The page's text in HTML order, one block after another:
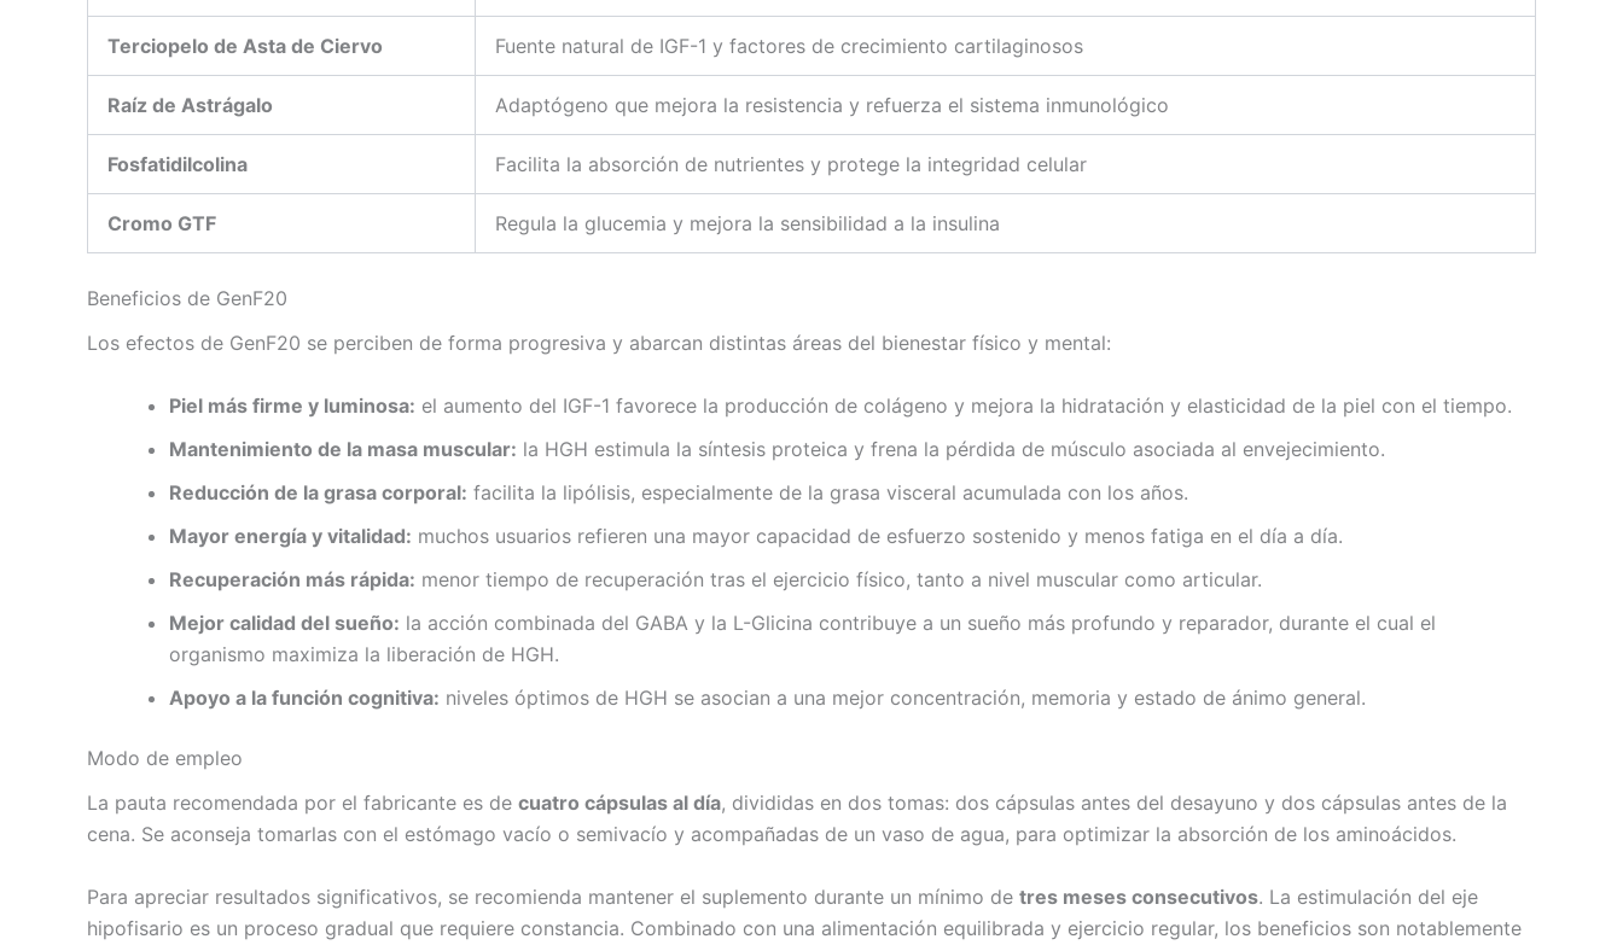
Terciopelo de Asta de Ciervo Fuente natural de IGF-1 y factores de crecimiento cartilaginosos
Raíz de Astrágalo Adaptógeno que mejora la resistencia y refuerza el sistema inmunológico
Fosfatidilcolina Facilita la absorción de nutrientes y protege la integridad celular
Cromo GTF Regula la glucemia y mejora la sensibilidad a la insulina
Beneficios de GenF20
Los efectos de GenF20 se perciben de forma progresiva y abarcan distintas áreas del bienestar físico y mental:
Piel más firme y luminosa: el aumento del IGF-1 favorece la producción de colágeno y mejora la hidratación y elasticidad de la piel con el tiempo.
Mantenimiento de la masa muscular: la HGH estimula la síntesis proteica y frena la pérdida de músculo asociada al envejecimiento.
Reducción de la grasa corporal: facilita la lipólisis, especialmente de la grasa visceral acumulada con los años.
Mayor energía y vitalidad: muchos usuarios refieren una mayor capacidad de esfuerzo sostenido y menos fatiga en el día a día.
Recuperación más rápida: menor tiempo de recuperación tras el ejercicio físico, tanto a nivel muscular como articular.
Mejor calidad del sueño: la acción combinada del GABA y la L-Glicina contribuye a un sueño más profundo y reparador, durante el cual el
organismo maximiza la liberación de HGH.
Apoyo a la función cognitiva: niveles óptimos de HGH se asocian a una mejor concentración, memoria y estado de ánimo general.
Modo de empleo
La pauta recomendada por el fabricante es de cuatro cápsulas al día, divididas en dos tomas: dos cápsulas antes del desayuno y dos cápsulas antes de la
cena. Se aconseja tomarlas con el estómago vacío o semivacío y acompañadas de un vaso de agua, para optimizar la absorción de los aminoácidos.
Para apreciar resultados significativos, se recomienda mantener el suplemento durante un mínimo de tres meses consecutivos. La estimulación del eje
hipofisario es un proceso gradual que requiere constancia. Combinado con una alimentación equilibrada y ejercicio regular, los beneficios son notablemente